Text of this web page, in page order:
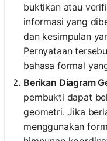
buktikan atau
informasi yang
dan kesimpulan
Pernyataan
bahasa formal
Berikan Diagram
pembukti dapat
geometri. Jika
menggunakan